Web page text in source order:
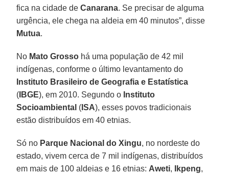
fica na cidade deCanarana. Se precisar de alguma
urgência, ele chega na aldeia em 40 minutos”, disse
Mutua.
No Mato Grosso há uma população de 42 mil
indígenas, conforme o último levantamento do
Instituto Brasileiro de Geografia e Estatística
( IBGE), em 2010. Segundo o Instituto
Socioambiental ( ISA), esses povos tradicionais
estão distribuídos em 40 etnias.
Só no Parque Nacional do Xingu, no nordeste do
estado, vivem cerca de 7 mil indígenas, distribuídos
em mais de 100 aldeias e 16 etnias: Aweti, Ikpeng,